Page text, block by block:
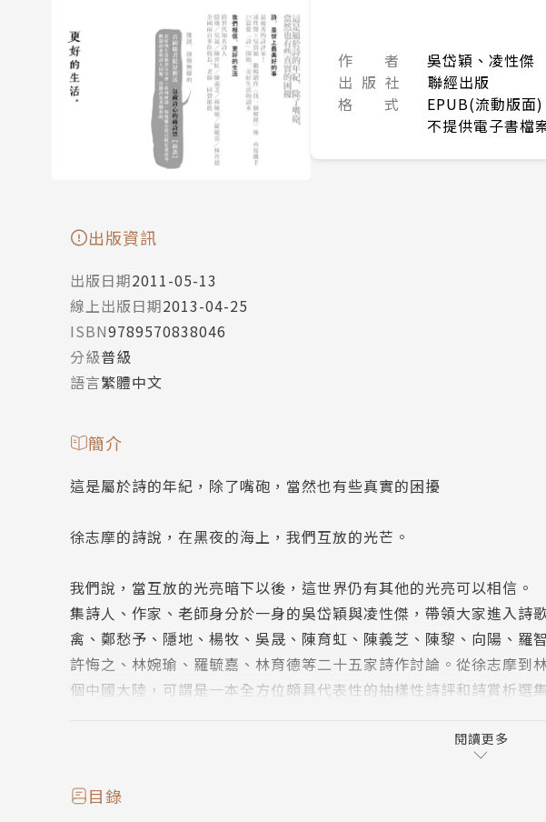
作 者
吳岱穎、凌性傑
出 版 社
聯經出版
格 式
EPUB(流動版面)
不提供電子書檔
出版資訊
出版日期2011-05-13
線上出版日期2013-04-25
ISBN9789570838046
分級普級
語言繁體中文
簡介
這是屬於詩的年紀，除了嘴砲，當然也有些真實的困擾
徐志摩的詩說，在黑夜的海上，我們互放的光芒。
我們說，當互放的光亮暗下以後，這世界仍有其他的光亮可以相信。
集詩人、作家、老師身分於一身的吳岱穎與凌性傑，帶領大家進入詩
禽、鄭愁予、隱地、楊牧、吳晟、陳育虹、陳義芝、陳黎、向陽、
許悔之、林婉瑜、羅毓嘉、林育德等二十五家詩作討論。從徐志摩到
個中國大陸，可謂是一本全方位頗具代表性的抽樣性詩評和詩賞析選
現實生活是張夢之網，太多時候，我們在裡頭迷路跟自我禁錮到不知所
閱讀更多
目錄